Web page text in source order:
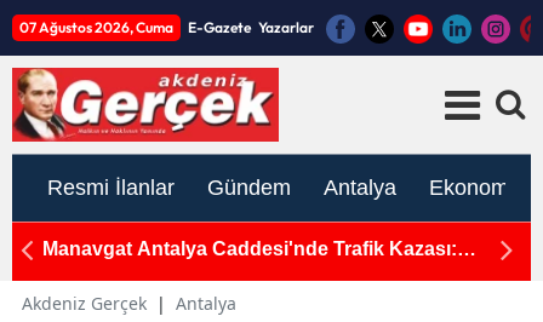
07 Ağustos 2026, Cuma E-Gazete Yazarlar
Resmi İlanlar Gündem Antalya Ekonomi
Manavgat Antalya Caddesi'nde Trafik Kazası:
Akdeniz Gerçek | Antalya